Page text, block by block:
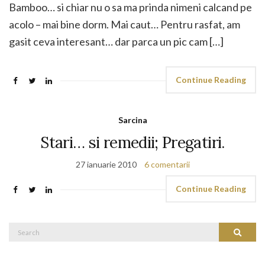
Bamboo… si chiar nu o sa ma prinda nimeni calcand pe
acolo – mai bine dorm. Mai caut… Pentru rasfat, am
gasit ceva interesant… dar parca un pic cam […]
Continue Reading
Sarcina
Stari… si remedii; Pregatiri.
27 ianuarie 2010 6 comentarii
Continue Reading
Search